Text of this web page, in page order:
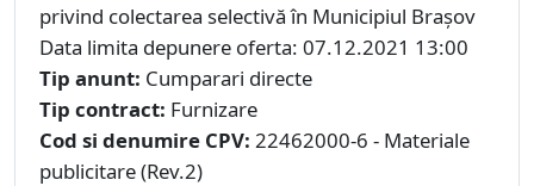
privind colectarea selectivă în Municipiul Braşov
Data limita depunere oferta: 07.12.2021 13:00
Tip anunt: Cumparari directe
Tip contract: Furnizare
Cod si denumire CPV: 22462000-6 - Materiale
publicitare (Rev.2)